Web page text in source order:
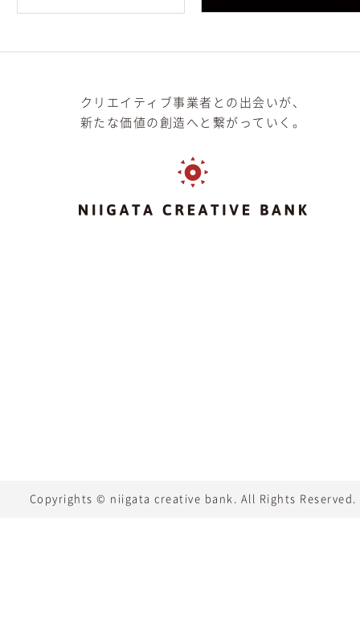
クリエイティブ事業者との出会いが、
新たな価値の創造へと繋がっていく。
Copyrights © niigata creative bank. All Rights Reserved.